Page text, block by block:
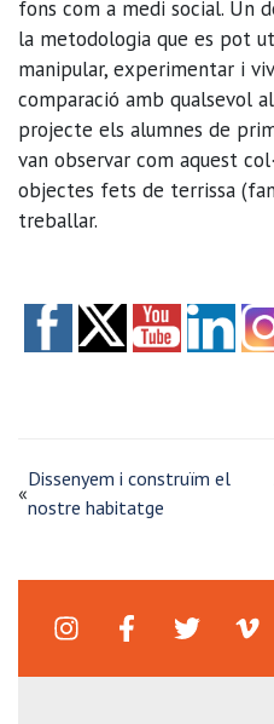
fons com a medi social. Un
la metodologia que es pot
manipular, experimentar i
comparació amb qualsevol
projecte els alumnes de
van observar com aquest
objectes fets de terrissa
treballar.
«
Dissenyem i construïm el
nostre habitatge